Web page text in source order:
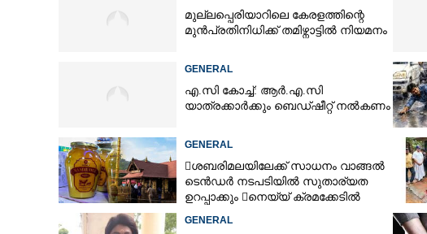
മുല്ലപ്പെരിയാറിലെ കേരളത്തിന്റെ
മുൻപ്രതിനിധിക്ക് തമിഴ്നാട്ടിൽ നിയമനം
GENERAL
എ.സി കോച്ച്: ആർ.എ.സി
യാത്രക്കാർക്കും ബെഡ്ഷീറ്റ് നൽകണം
GENERAL
ശബരിമലയിലേക്ക് സാധനം വാങ്ങൽ
ടെൻ‌ഡർ നടപടിയിൽ സുതാര്യത
ഉറപ്പാക്കും നെയ്യ് ക്രമക്കേടിൽ
GENERAL